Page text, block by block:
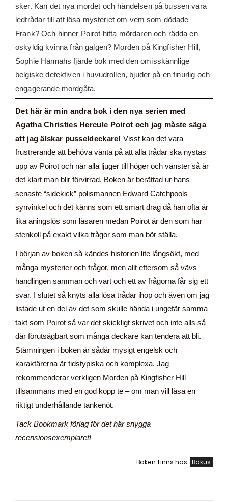
sker. Kan det nya mordet och händelsen på bussen vara
ledtrådar till att lösa mysteriet om vem som dödade
Frank? Och hinner Poirot hitta mördaren och rädda en
oskyldig kvinna från galgen? Morden på Kingfisher Hill,
Sophie Hannahs fjärde bok med den omisskännlige
belgiske detektiven i huvudrollen, bjuder på en finurlig och
engagerande mordgåta.
Det här är min andra bok i den nya serien med
Agatha Christies Hercule Poirot och jag måste säga
att jag älskar pusseldeckare!Visst kan det vara
frustrerande att behöva vänta på att alla trådar ska nystas
upp av Poirot och när alla ljuger till höger och vänster så är
det klart man blir förvirrad. Boken är berättad ur hans
senaste “sidekick” polismannen Edward Catchpools
synvinkel och det känns som ett smart drag då han ofta är
lika aningslös som läsaren medan Poirot är den som har
stenkoll på exakt vilka frågor som man bör ställa.
I början av boken så kändes historien lite långsökt, med
många mysterier och frågor, men allt eftersom så vävs
handlingen samman och vart och ett av frågorna får sig ett
svar. I slutet så knyts alla lösa trådar ihop och även om jag
listade ut en del av det som skulle hända i ungefär samma
takt som Poirot så var det skickligt skrivet och inte alls så
där förutsägbart som många deckare kan tendera att bli.
Stämningen i boken är sådär mysigt engelsk och
karaktärerna är tidstypiska och komplexa. Jag
rekommenderar verkligen Morden på Kingfisher Hill –
tillsammans med en god kopp te – om man vill läsa en
riktigt underhållande tankenöt.
Tack Bookmark förlag för det här snygga
recensionsexemplaret!
Boken finns hos: Bokus